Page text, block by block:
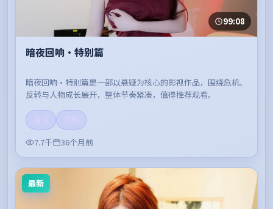
99:08
暗夜回响·特别篇
暗夜回响·特别篇是一部以悬疑为核心的影视作品，围绕危机、
反转与人物成长展开，整体节奏紧凑，值得推荐观看。
7.7千
36个月前
最新